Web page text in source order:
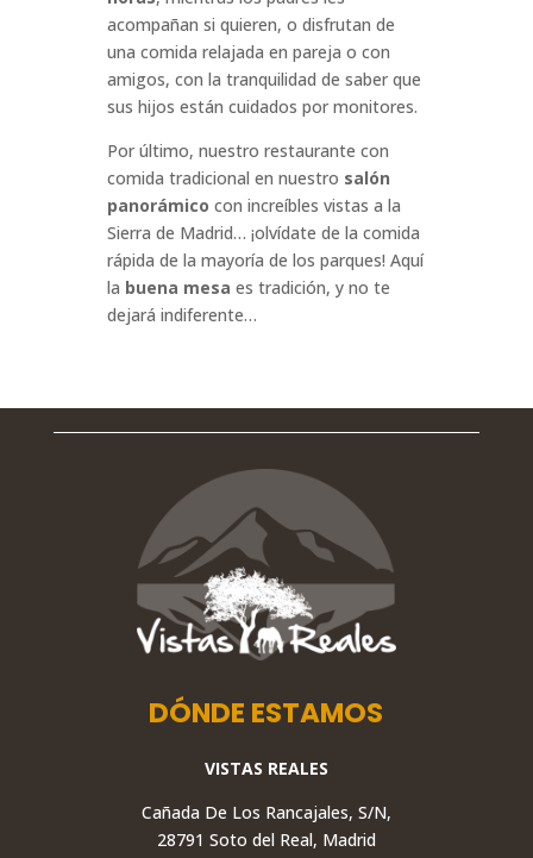
acompañan si quieren, o disfrutan de
una comida relajada en pareja o con
amigos, con la tranquilidad de saber que
sus hijos están cuidados por monitores.
Por último, nuestro restaurante con
comida tradicional en nuestro salón
panorámico con increíbles vistas a la
Sierra de Madrid… ¡olvídate de la comida
rápida de la mayoría de los parques! Aquí
la buena mesa es tradición, y no te
dejará indiferente…
DÓNDE ESTAMOS
VISTAS REALES
Cañada De Los Rancajales, S/N,
28791 Soto del Real, Madrid